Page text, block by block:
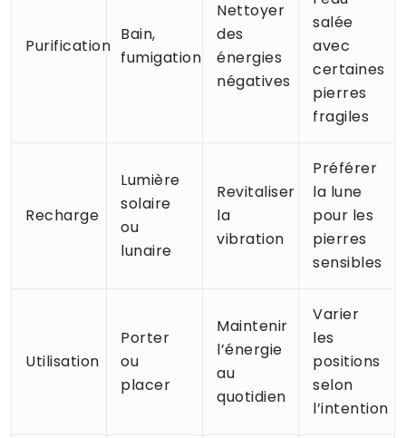
Purification
Bain,
fumigation
Nettoyer
des
énergies
négatives
salée
avec
certaines
pierres
fragiles
Recharge
Lumière
solaire
ou
lunaire
Revitaliser
la
vibration
Préférer
la lune
pour les
pierres
sensibles
Utilisation
Porter
ou
placer
Maintenir
l’énergie
au
quotidien
Varier
les
positions
selon
l’intention